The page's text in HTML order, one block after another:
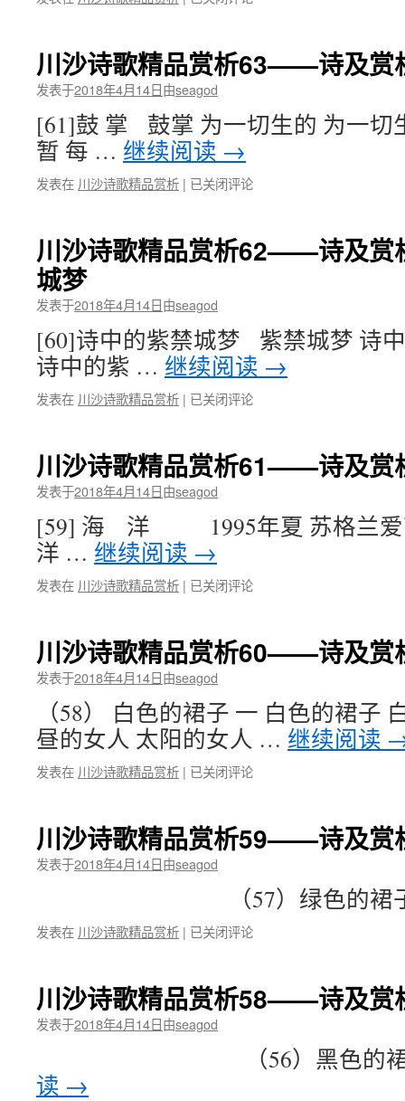
及
63
黎
明
来
了
歌
精
品
析
64
——
诗
及
62
JJ
幻
川沙诗歌精品赏析63——诗及赏
发表于2018年4月14日由seagod
[61]鼓 掌 鼓掌 为一切生的 为一切
暂 每 … 继续阅读 →
发表在 川沙诗歌精品赏析 | 川
歌
精
析
63
——
诗
及
赏
鼓
掌
已关闭评论
川沙诗歌精品赏析62——诗及赏
城梦
发表于2018年4月14日由seagod
[60]诗中的紫禁城梦 紫禁城梦 诗
诗中的紫 … 继续阅读 →
发表在 川沙诗歌精品赏析 | 川
歌
精
品
——
诗
及
60
诗
中
的
紫
禁
梦
已关闭评论
川沙诗歌精品赏析61——诗及赏
发表于2018年4月14日由seagod
[59] 海 洋 1995年夏 苏格兰爱
洋 … 继续阅读 →
发表在 川沙诗歌精品赏析 | 川
歌
精
品
析
61
——
诗
及
59
海
洋
已关闭评论
川沙诗歌精品赏析60——诗及赏
发表于2018年4月14日由seagod
（58） 白色的裙子 一 白色的裙子
昼的女人 太阳的女人 … 继续阅读
发表在 川沙诗歌精品赏析 | 川
歌
精
品
——
赏
析：
58
已关闭评论
川沙诗歌精品赏析59——诗及赏
发表于2018年4月14日由seagod
（57）绿色的裙
发表在 川沙诗歌精品赏析 | 川
歌
精
品
已关闭评论
川沙诗歌精品赏析58——诗及赏
发表于2018年4月14日由seagod
（56）黑色的裙子
读 →